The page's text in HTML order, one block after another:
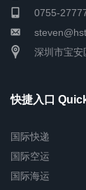
0755-
深圳市宝安
快捷入口
国际快递
国际空运
国际海运